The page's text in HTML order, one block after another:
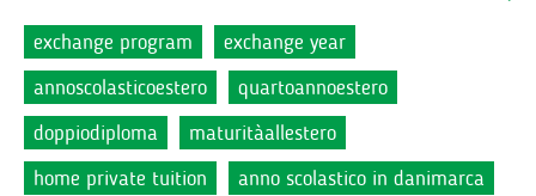
exchange program
exchange year
annoscolasticoestero
quartoannoestero
doppiodiploma
maturitàallestero
home private tuition
anno scolastico in danimarca